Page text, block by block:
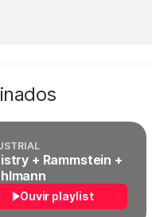
+ Rammstein +
Ouvir playlist